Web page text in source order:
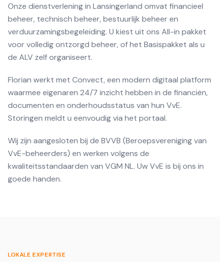
Onze dienstverlening in Lansingerland omvat financieel
beheer, technisch beheer, bestuurlijk beheer en
verduurzamingsbegeleiding. U kiest uit ons All-in pakket
voor volledig ontzorgd beheer, of het Basispakket als u
de ALV zelf organiseert.
Florian werkt met Convect, een modern digitaal platform
waarmee eigenaren 24/7 inzicht hebben in de financiën,
documenten en onderhoudsstatus van hun VvE.
Storingen meldt u eenvoudig via het portaal.
Wij zijn aangesloten bij de BVVB (Beroepsvereniging van
VvE-beheerders) en werken volgens de
kwaliteitsstandaarden van VGM NL. Uw VvE is bij ons in
goede handen.
LOKALE EXPERTISE